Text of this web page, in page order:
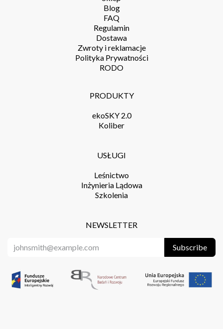
Blog
FAQ
Regulamin
Dostawa
Zwroty i reklamacje
Polityka Prywatności
RODO
NEWSLETTER
Subscribe
PRODUKTY
ekoSKY 2.0
Koliber
USŁUGI
Leśnictwo
Inżynieria Lądowa
Szkolenia